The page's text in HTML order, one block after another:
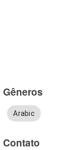
Gêneros
Arabic
Contato